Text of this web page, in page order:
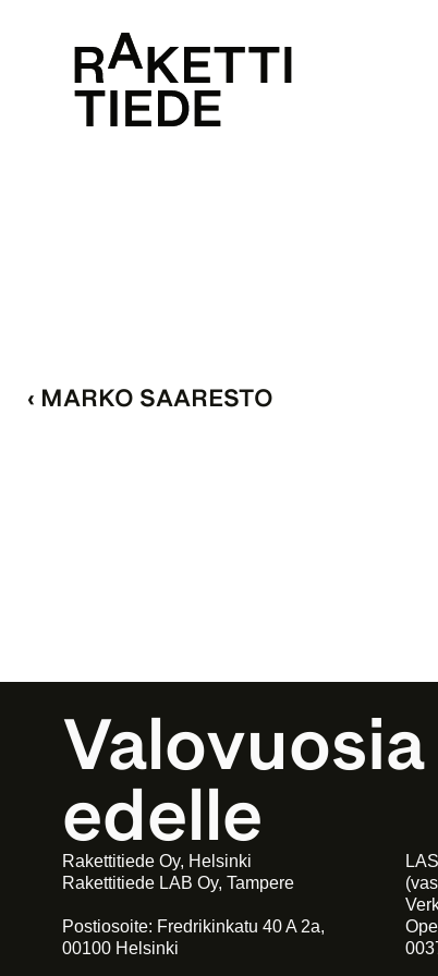
‹ MARKO SAARESTO
Valovuosia
edelle
Rakettitiede Oy, Helsinki
Rakettitiede LAB Oy, Tampere
Postiosoite: Fredrikinkatu 40 A 2a,
00100 Helsinki